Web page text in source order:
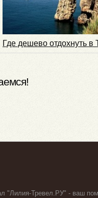
Где дешево отдохнуть в
"Лилия-Тревел.РУ" - ваш